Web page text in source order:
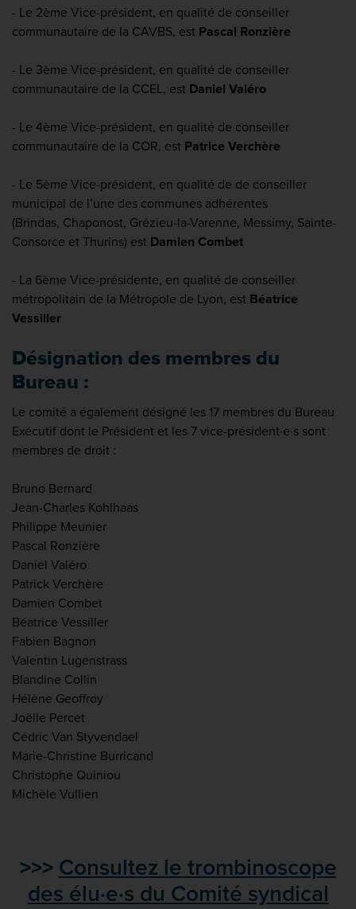
- Le 2ème Vice-président, en qualité de conseiller
communautaire de la CAVBS, est Pascal Ronzière
- Le 3ème Vice-président, en qualité de conseiller
communautaire de la CCEL, est Daniel Valéro
- Le 4ème Vice-président, en qualité de conseiller
communautaire de la COR, est Patrice Verchère
- Le 5ème Vice-président, en qualité de de conseiller
municipal de l’une des communes adhérentes
(Brindas, Chaponost, Grézieu-la-Varenne, Messimy, Sainte-
Consorce et Thurins) est Damien Combet
- La 6ème Vice-présidente, en qualité de conseiller
métropolitain de la Métropole de Lyon, est Béatrice
Vessiller
Désignation des membres du
Bureau :
Le comité a également désigné les 17 membres du Bureau
Exécutif dont le Président et les 7 vice-président·e·s sont
membres de droit :
Bruno Bernard
Jean-Charles Kohlhaas
Philippe Meunier
Pascal Ronzière
Daniel Valéro
Patrick Verchère
Damien Combet
Béatrice Vessiller
Fabien Bagnon
Valentin Lugenstrass
Blandine Collin
Hélène Geoffroy
Joëlle Percet
Cédric Van Styvendael
Marie-Christine Burricand
Christophe Quiniou
Michèle Vullien
>>> Consultez le trombinoscope
des élu·e·s du Comité syndical